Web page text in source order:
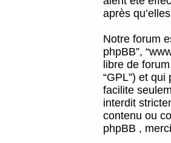
après
Notre forum
phpBB”,
libre de
“GPL”) et
facilite
interdit
contenu ou
phpBB ,